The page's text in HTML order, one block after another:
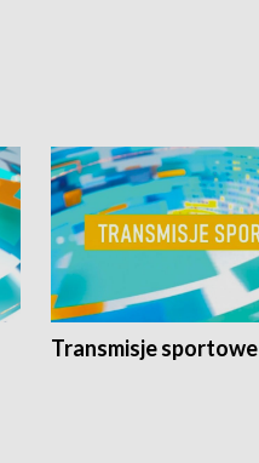
Transmisje sportowe